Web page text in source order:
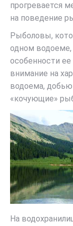
прогревается
на поведение
Рыболовы,
одном
особенности
внимание на
водоема,
«кочующие»
На